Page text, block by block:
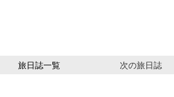
旅日誌一覧 次の旅日誌